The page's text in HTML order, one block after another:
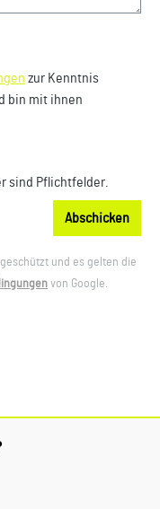
zur Kenntnis
bin mit ihnen
sind Pflichtfelder.
Abschicken
geschützt und es gelten die
von Google.